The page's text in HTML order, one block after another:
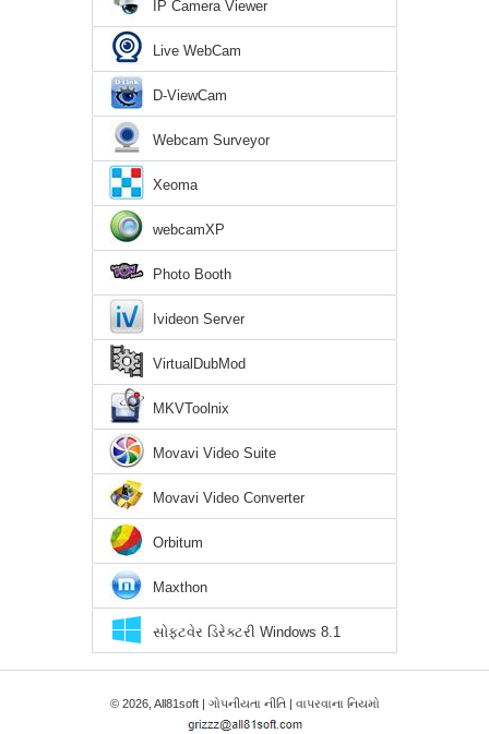
IP Camera Viewer
Live WebCam
D-ViewCam
Webcam Surveyor
Xeoma
webcamXP
Photo Booth
Ivideon Server
VirtualDubMod
MKVToolnix
Movavi Video Suite
Movavi Video Converter
Orbitum
Maxthon
સોફ્ટવેર ડિરેક્ટરી Windows 8.1
© 2026, All81soft | ગોપનીયતા નીતિ| વાપરવાના નિયમો